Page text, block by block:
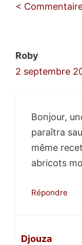
Navigation
<
Roby
2 septembre
Bonjour,
paraîtra
même
abricots
Répondre
Djouza